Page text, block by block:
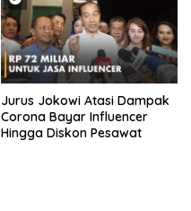
Jurus Jokowi Atasi Dampak
Corona Bayar Influencer
Hingga Diskon Pesawat